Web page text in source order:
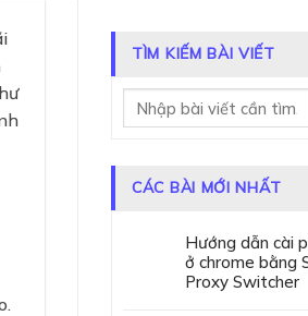
TÌM KIẾM BÀI VIẾT
CÁC BÀI MỚI NHẤT
Hướng dẫn cài
ở chrome bằng
Proxy Switcher